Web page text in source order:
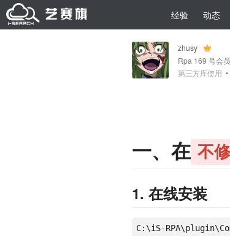
经验 动态
zhusy
Rpa 169 号会员
第三方库使用 •
一、在 不
1. 在线安装